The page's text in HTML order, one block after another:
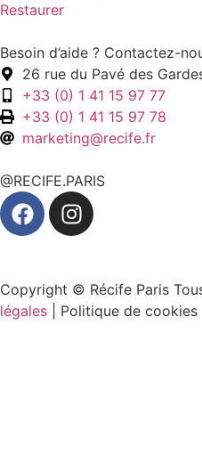
Restaurer
Besoin d’aide ? Contactez-
26 rue du Pavé des
+33 (0) 1 41 15 97 77
+33 (0) 1 41 15 97 78
marketing@recife.fr
@RECIFE.PARIS
Copyright © Récife Paris
légales | Politique de cookies